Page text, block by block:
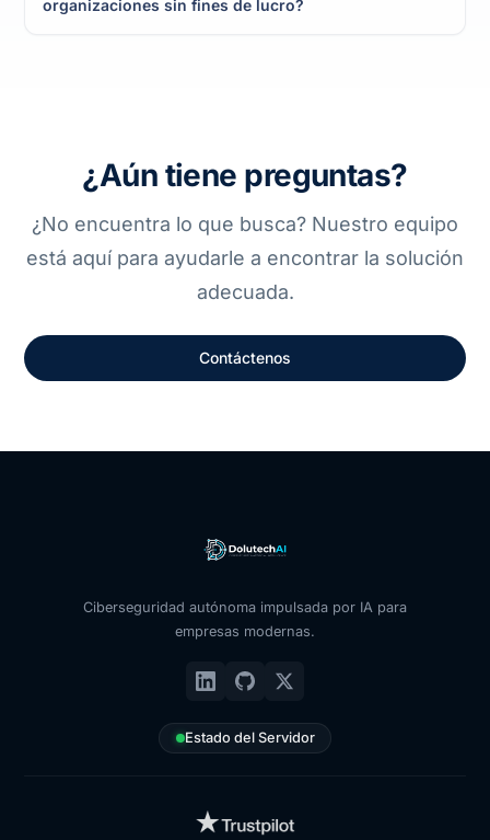
organizaciones sin fines de lucro?
¿Aún tiene preguntas?
¿No encuentra lo que busca? Nuestro equipo
está aquí para ayudarle a encontrar la solución
adecuada.
Contáctenos
Ciberseguridad autónoma impulsada por IA para
empresas modernas.
Estado del Servidor